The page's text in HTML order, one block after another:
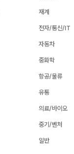
재계
전자/통신/IT
자동차
중화학
항공/물류
유통
의료/바이오
중기/벤처
일반